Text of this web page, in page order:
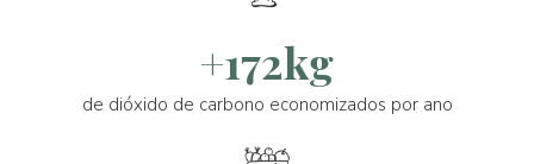
+172kg
de dióxido de carbono economizados por ano